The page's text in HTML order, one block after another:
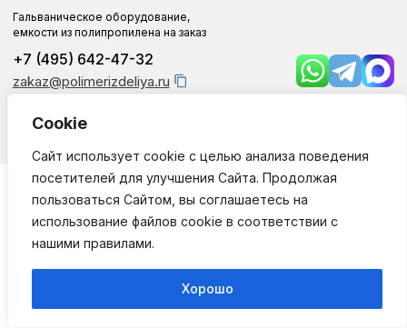
Cookie
Сайт использует cookie с целью анализа поведения
посетителей для улучшения Сайта. Продолжая
пользоваться Сайтом, вы соглашаетесь на
использование файлов cookie в соответствии с
нашими правилами.
Хорошо
Гальваническое оборудование,
емкости из полипропилена на заказ
+7 (495) 642-47-32
zakaz@polimerizdeliya.ru
Заказать звонок